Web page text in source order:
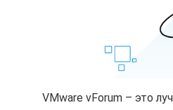
VMware vForum – это